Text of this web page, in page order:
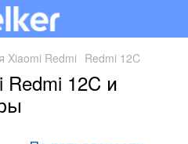
Xiaomi Redmi Redmi 12C
12C и